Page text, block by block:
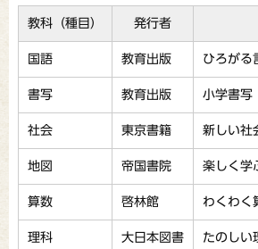
教科（種目） 発行者
国語 教育出版 ひろが
書写 教育出版 小学書写
社会 東京書籍 新しい社
地図 帝国書院 楽しく
算数 啓林館 わくわく
理科 大日本図書 たのしい